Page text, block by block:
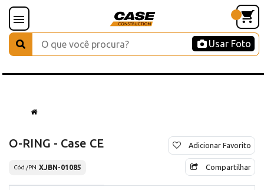
Usar Foto
O-RING - Case CE
Cód./PN XJBN-01085
Adicionar Favorito
Compartilhar